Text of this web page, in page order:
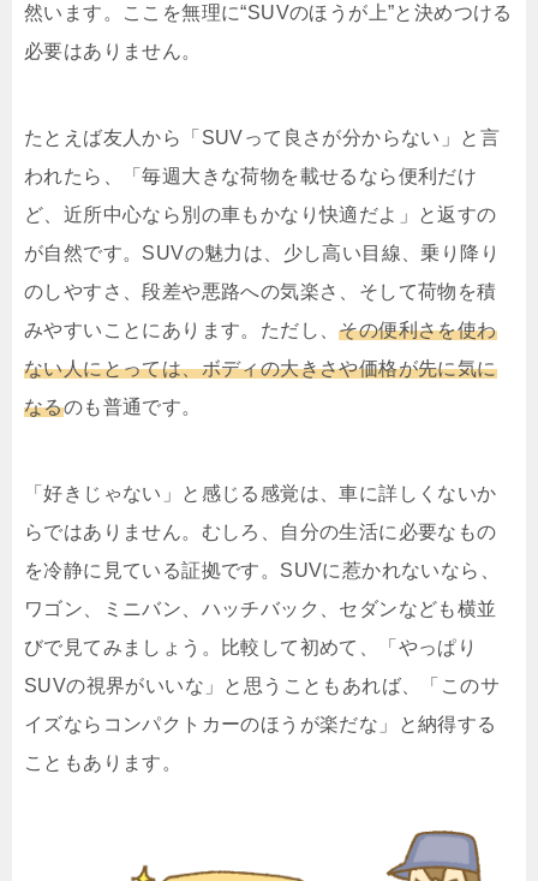
然います。ここを無理に“SUVのほうが上”と決めつける
必要はありません。
たとえば友人から「SUVって良さが分からない」と言
われたら、「毎週大きな荷物を載せるなら便利だけ
ど、近所中心なら別の車もかなり快適だよ」と返すの
が自然です。SUVの魅力は、少し高い目線、乗り降り
のしやすさ、段差や悪路への気楽さ、そして荷物を積
みやすいことにあります。ただし、その便利さを使わ
ない人にとっては、ボディの大きさや価格が先に気に
なるのも普通です。
「好きじゃない」と感じる感覚は、車に詳しくないか
らではありません。むしろ、自分の生活に必要なもの
を冷静に見ている証拠です。SUVに惹かれないなら、
ワゴン、ミニバン、ハッチバック、セダンなども横並
びで見てみましょう。比較して初めて、「やっぱり
SUVの視界がいいな」と思うこともあれば、「このサ
イズならコンパクトカーのほうが楽だな」と納得する
こともあります。